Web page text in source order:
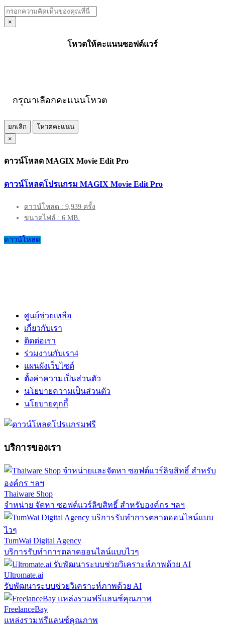
×
โหวตให้คะแนนซอฟต์แวร์
กรุณาเลือกคะแนนโหวต
ยกเลิก
โหวตคะแนน
×
ดาวน์โหลด MAGIX Movie Edit Pro
ดาวน์โหลดโปรแกรม MAGIX Movie Edit Pro
ดาวน์โหลด : 9,939 ครั้ง
ขนาดไฟล์ : 6 MB.
ดาวน์โหลด
ศูนย์ช่วยเหลือ
เกี่ยวกับเรา
ติดต่อเรา
ร่วมงานกับเรา4
แผนผังเว็บไซต์
ตั้งค่าความเป็นส่วนตัว
นโยบายความเป็นส่วนตัว
นโยบายคุกกี้
บริการของเรา
Thaiware Shop
จำหน่าย จัดหา ซอฟต์แวร์ลิขสิทธิ์ สำหรับองค์กร ฯลฯ
TumWai Digital Agency
บริการรับทำการตลาดออนไลน์แบบไวๆ
Ultromate.ai
รับพัฒนาระบบช่วยวิเคราะห์ภาพด้วย AI
FreelanceBay
แหล่งรวมฟรีแลนซ์คุณภาพ